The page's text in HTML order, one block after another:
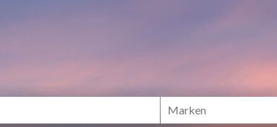
Händlern online Shoppen